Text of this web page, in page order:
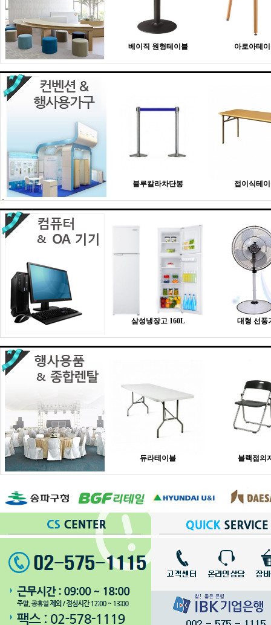
베이직 원형테이블 아로아테
블루칼라차단봉 접이식테
삼성냉장고 160L 대형 선풍
듀라테이블 블랙접의